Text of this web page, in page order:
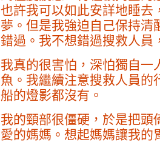
也許我可以如此安詳地睡去
夢。但是我強迫自己保持清
錯過。我不想錯過搜救人員
我真的很害怕，深怕獨自一
魚。我繼續注意搜救人員的
船的燈影都沒有。
我的頸部很僵硬，於是把頭
愛的媽媽。想起媽媽讓我的